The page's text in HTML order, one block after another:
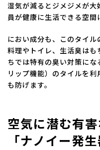
湿気が減るとジメジメが
員が健康に生活できる空間
におい成分も、このタイル
料理やトイレ、生活臭はも
ちでは特有の臭い対策に
リップ機能）のタイルを
も防げます。
空気に潜む有
「ナノイー発生